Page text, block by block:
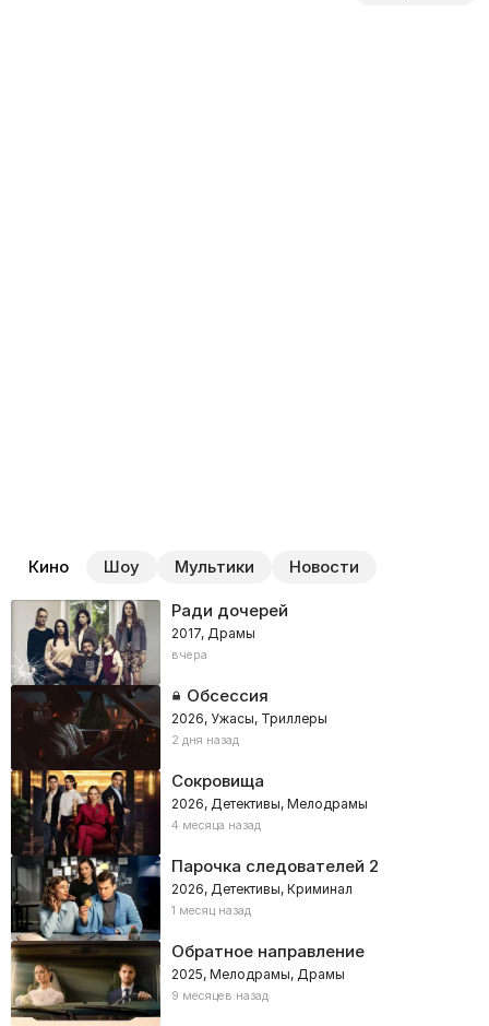
Кино Шоу Мультики Новости
Ради дочерей
2017, Драмы
вчера
Обсессия
2026, Ужасы, Триллеры
2 дня назад
Сокровища
2026, Детективы, Мелодрамы
4 месяца назад
Парочка следователей 2
2026, Детективы, Криминал
1 месяц назад
Обратное направление
2025, Мелодрамы, Драмы
9 месяцев назад